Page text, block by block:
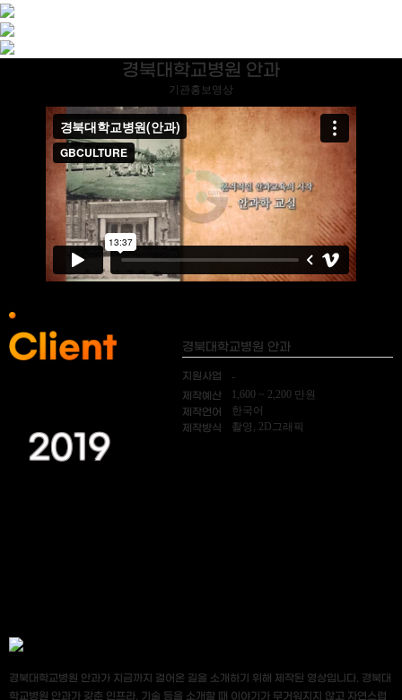
경북대학교병원 안과
기관홍보영상
2019
경북대학교병원 안과
지원사업 -
제작예산 1,600 ~ 2,200 만원
제작언어 한국어
제작방식 촬영, 2D그래픽
경북대학교병원 안과가 지금까지 걸어온 길을 소개하기 위해 제작된 영상입니다. 경북대
학교병원 안과가 갖춘 인프라, 기술 등을 소개할 때 이야기가 무거워지지 않고 자연스럽